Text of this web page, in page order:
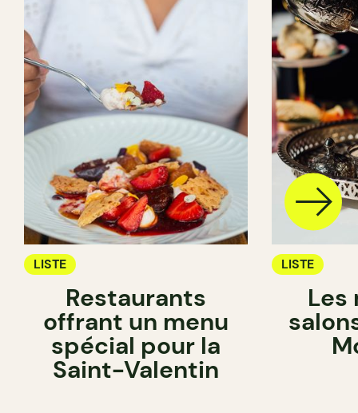
LISTE
Restaurants
offrant un menu
spécial pour la
Saint-Valentin
LISTE
Les